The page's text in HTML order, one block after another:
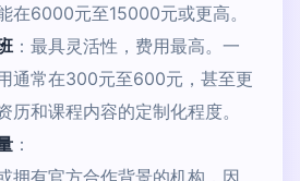
在6000元至15000元或更高。
：最具灵活性，费用最高。一
通常在300元至600元，甚至更
历和课程内容的定制化程度。
：
拥有官方合作背景的机构，因